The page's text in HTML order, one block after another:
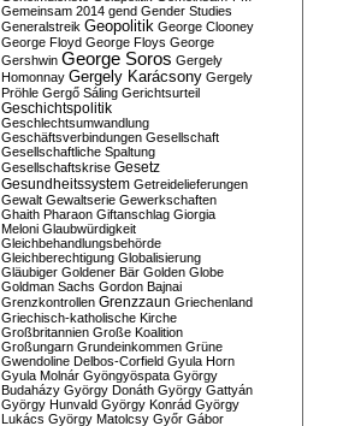
Gemeinsam 2014 gend Gender Studies
Generalstreik Geopolitik George Clooney
George Floyd George Floys George
Gershwin George Soros Gergely
Homonnay Gergely Karácsony Gergely
Pröhle Gergő Sáling Gerichtsurteil
Geschichtspolitik
Geschlechtsumwandlung
Geschäftsverbindungen Gesellschaft
Gesellschaftliche Spaltung
Gesellschaftskrise Gesetz
Gesundheitssystem Getreidelieferungen
Gewalt Gewaltserie Gewerkschaften
Ghaith Pharaon Giftanschlag Giorgia
Meloni Glaubwürdigkeit
Gleichbehandlungsbehörde
Gleichberechtigung Globalisierung
Gläubiger Goldener Bär Golden Globe
Goldman Sachs Gordon Bajnai
Grenzkontrollen Grenzzaun Griechenland
Griechisch-katholische Kirche
Großbritannien Große Koalition
Großungarn Grundeinkommen Grüne
Gwendoline Delbos-Corfield Gyula Horn
Gyula Molnár Gyöngyöspata György
Budaházy György Donáth György Gattyán
György Hunvald György Konrád György
Lukács György Matolcsy Győr Gábor